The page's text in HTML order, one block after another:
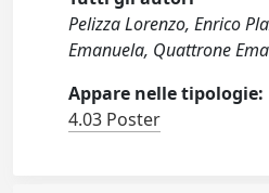
Pelizza Lorenzo, Enrico
Emanuela, Quattrone
Appare nelle tipologie:
4.03 Poster